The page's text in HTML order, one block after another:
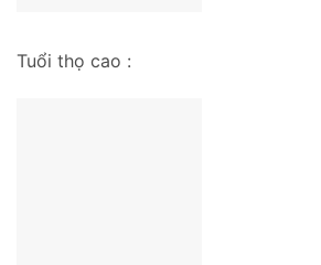
Tuổi thọ cao :